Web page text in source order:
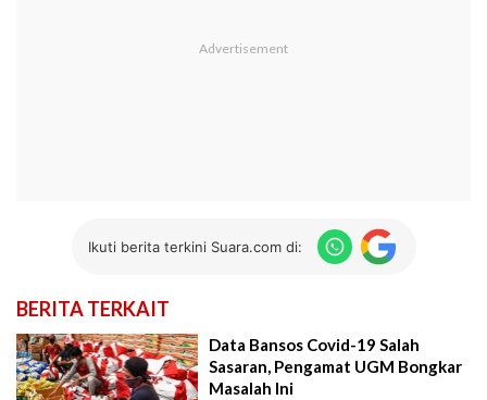
Ikuti berita terkini Suara.com di:
BERITA TERKAIT
Data Bansos Covid-19 Salah
Sasaran, Pengamat UGM Bongkar
Masalah Ini